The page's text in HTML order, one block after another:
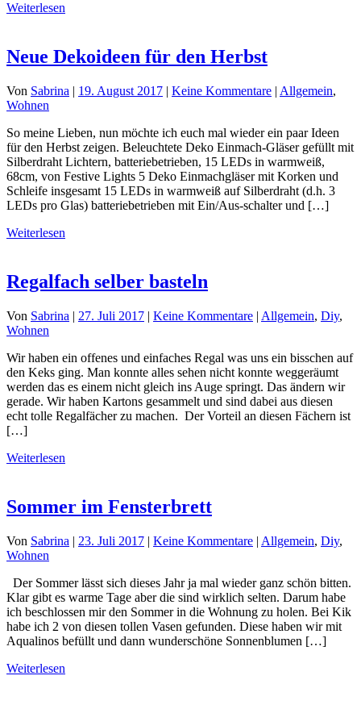
Weiterlesen
Neue Dekoideen für den Herbst
Von Sabrina | 19. August 2017 | Keine Kommentare | Allgemein,
Wohnen
So meine Lieben, nun möchte ich euch mal wieder ein paar Ideen
für den Herbst zeigen. Beleuchtete Deko Einmach-Gläser gefüllt mit
Silberdraht Lichtern, batteriebetrieben, 15 LEDs in warmweiß,
68cm, von Festive Lights 5 Deko Einmachgläser mit Korken und
Schleife insgesamt 15 LEDs in warmweiß auf Silberdraht (d.h. 3
LEDs pro Glas) batteriebetrieben mit Ein/Aus-schalter und […]
Weiterlesen
Regalfach selber basteln
Von Sabrina | 27. Juli 2017 | Keine Kommentare | Allgemein, Diy,
Wohnen
Wir haben ein offenes und einfaches Regal was uns ein bisschen auf
den Keks ging. Man konnte alles sehen nicht konnte weggeräumt
werden das es einem nicht gleich ins Auge springt. Das ändern wir
gerade. Wir haben Kartons gesammelt und sind dabei aus diesen
echt tolle Regalfächer zu machen. Der Vorteil an diesen Fächern ist
[…]
Weiterlesen
Sommer im Fensterbrett
Von Sabrina | 23. Juli 2017 | Keine Kommentare | Allgemein, Diy,
Wohnen
Der Sommer lässt sich dieses Jahr ja mal wieder ganz schön bitten.
Klar gibt es warme Tage aber die sind wirklich selten. Darum habe
ich beschlossen mir den Sommer in die Wohnung zu holen. Bei Kik
habe ich 2 von diesen tollen Vasen gefunden. Diese haben wir mit
Aqualinos befüllt und dann wunderschöne Sonnenblumen […]
Weiterlesen